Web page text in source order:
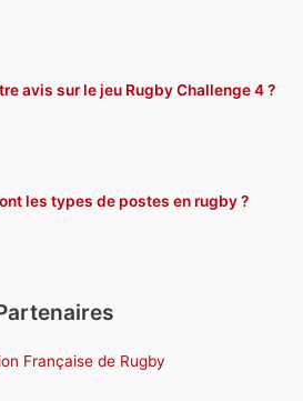
avis sur le jeu Rugby Challenge 4 ?
les types de postes en rugby ?
Française de Rugby